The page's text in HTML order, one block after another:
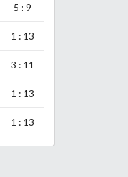
5 : 9
1 : 13
3 : 11
1 : 13
1 : 13